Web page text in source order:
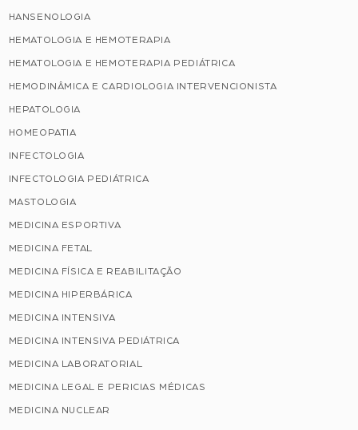
HANSENOLOGIA
HEMATOLOGIA E HEMOTERAPIA
HEMATOLOGIA E HEMOTERAPIA PEDIÁTRICA
HEMODINÂMICA E CARDIOLOGIA INTERVENCIONISTA
HEPATOLOGIA
HOMEOPATIA
INFECTOLOGIA
INFECTOLOGIA PEDIÁTRICA
MASTOLOGIA
MEDICINA ESPORTIVA
MEDICINA FETAL
MEDICINA FÍSICA E REABILITAÇÃO
MEDICINA HIPERBÁRICA
MEDICINA INTENSIVA
MEDICINA INTENSIVA PEDIÁTRICA
MEDICINA LABORATORIAL
MEDICINA LEGAL E PERICIAS MÉDICAS
MEDICINA NUCLEAR